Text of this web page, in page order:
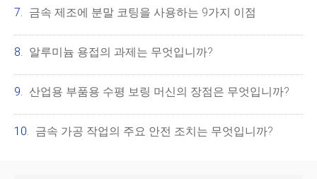
금속 제조에 분말 코팅을 사용하는 9가지 이점
알루미늄 용접의 과제는 무엇입니까?
산업용 부품용 수평 보링 머신의 장점은 무엇입니까?
금속 가공 작업의 주요 안전 조치는 무엇입니까?